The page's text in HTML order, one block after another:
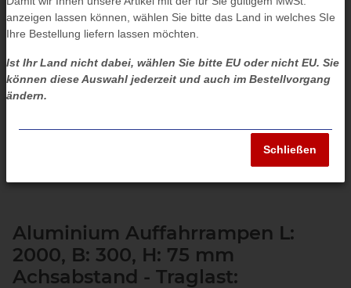
Aluminium Auffahrrampen L:
2000, B: 300, H: 75 mm
Achsabstand - Traglast:
anzeigen lassen können, wählen Sie bitte das Land in welches SIe
Ihre Bestellung liefern lassen möchten.
Ist Ihr Land nicht dabei, wählen Sie bitte EU oder nicht EU. Sie
können diese Auswahl jederzeit und auch im Bestellvorgang
ändern.
Schließen